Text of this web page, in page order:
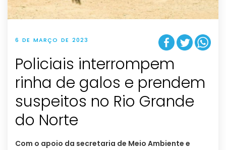
6 DE MARÇO DE 2023
Policiais interrompem
rinha de galos e prendem
suspeitos no Rio Grande
do Norte
Com o apoio da secretaria de Meio Ambiente e